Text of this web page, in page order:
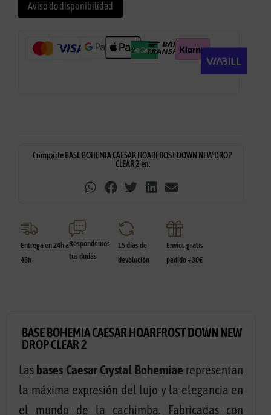
Aviso de disponibilidad
Entrega en 24h a
48h
Respondemos
tus dudas
15 días de
devolución
Envíos gratis
pedido +30€
Comparte BASE BOHEMIA CAESAR HOARFROST DOWN NEW DROP
CLEAR 2 en:
BASE BOHEMIA CAESAR HOARFROST DOWN NEW
DROP CLEAR 2
Las bases Caesar Crystal Bohemiae representan
la máxima expresión del lujo y la elegancia en
el mundo de la cachimba. Fabricadas con